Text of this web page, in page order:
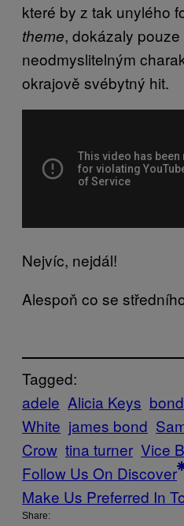
které by z tak unylého
theme, dokázaly
neodmyslitelným
okrajově svébytný hit.
Nejvíc, nejdál!
Alespoň co se
Tagged:
adele Alicia Keys bond
White james bond
Crow tina turner Vice
Follow Us On Discover
Make Us Preferred In
Share: